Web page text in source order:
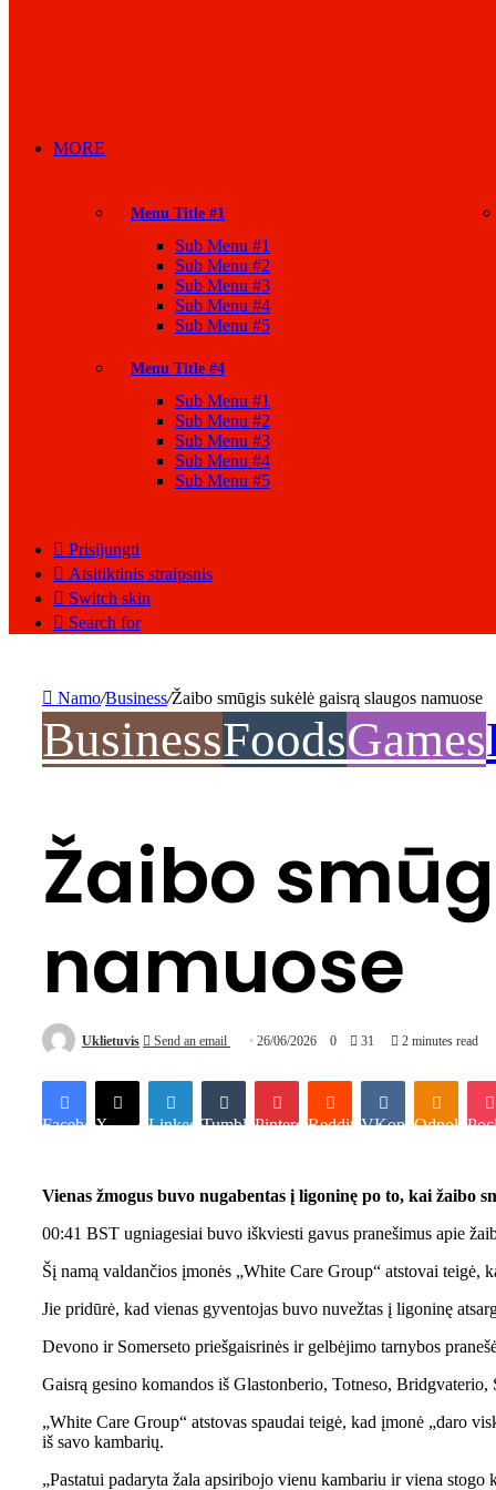
MORE
Menu Title #1
Sub Menu #1
Sub Menu #2
Sub Menu #3
Sub Menu #4
Sub Menu #5
Menu Title #4
Sub Menu #1
Sub Menu #2
Sub Menu #3
Sub Menu #4
Sub Menu #5
Prisijungti
Atsitiktinis straipsnis
Switch skin
Search for
Namo/Business/Žaibo smūgis sukėlė gaisrą slaugos namuose
BusinessFoodsGames
Žaibo
namuose
Uklietuvis Send an email 26/06/2026 0 31 2 minutes read
Facebook
X LinkedInTumblr PinterestReddit VKontakte
Vienas žmogus buvo nugabentas į ligoninę po to, kai žaibo
00:41 BST ugniagesiai buvo iškviesti gavus pranešimus apie
Šį namą valdančios įmonės „White Care Group“ atstovai
Jie pridūrė, kad vienas gyventojas buvo nuvežtas į ligoninę
Devono ir Somerseto priešgaisrinės ir gelbėjimo tarnybos
Gaisrą gesino komandos iš Glastonberio, Totneso,
„White Care Group“ atstovas spaudai teigė, kad įmonė „daro
iš savo kambarių.
„Pastatui padaryta žala apsiribojo vienu kambariu ir viena